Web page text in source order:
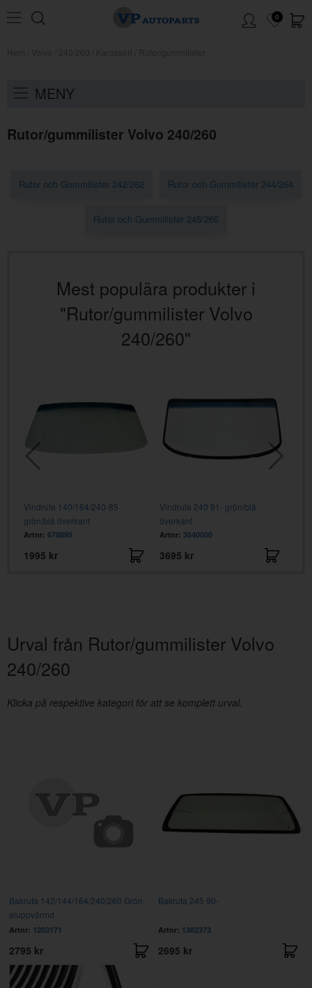
0
MENY
Rutor/gummilister Volvo 240/260
Rutor och Gummilister 242/262 Rutor och Gummilister 244/264
Rutor och Gummilister 245/265
Mest populära produkter i
"Rutor/gummilister Volvo
240/260"
Vindruta 140/164/240-85
grön/blå överkant
Artnr: 678895
1995 kr
Vindruta 240 91- grön/blå
överkant
Artnr: 3540050
3695 kr
Urval från Rutor/gummilister Volvo
240/260
Klicka på respektive kategori för att se komplett urval.
Bakruta 142/144/164/240/260 Grön
eluppvärmd
Artnr: 1203171
2795 kr
Bakruta 245 90-
Artnr: 1382373
2695 kr